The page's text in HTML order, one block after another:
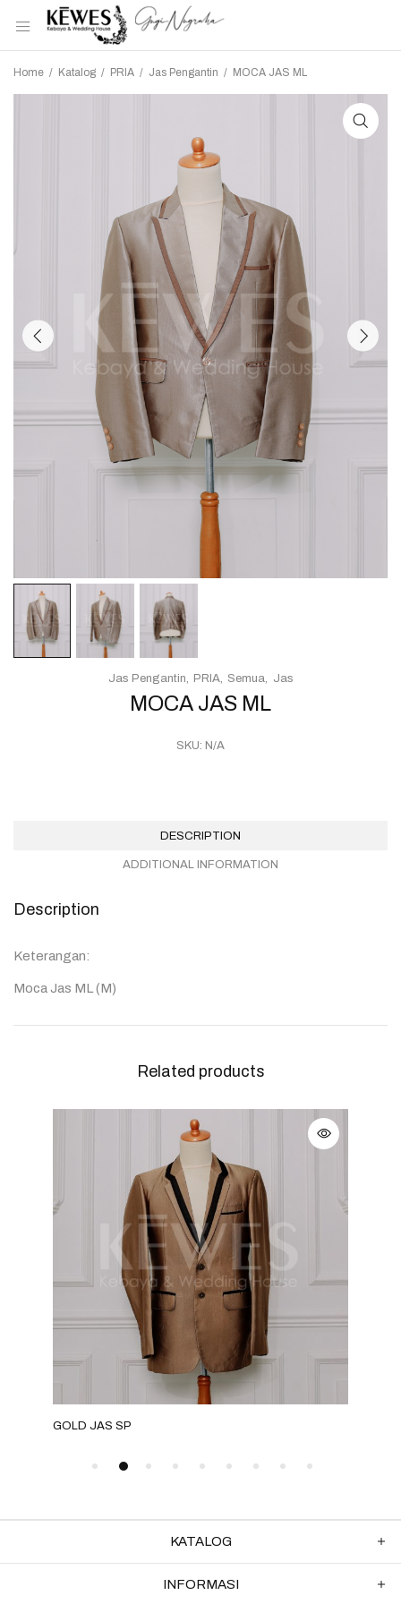
Home / Katalog / PRIA / Jas Pengantin / MOCA JAS ML
MOCA JAS ML
SKU: N/A
Jas Pengantin PRIA Semua Jas
DESCRIPTION
ADDITIONAL INFORMATION
Description
Keterangan:
Moca Jas ML (M)
Related products
GOLD JAS SP
KATALOG
INFORMASI